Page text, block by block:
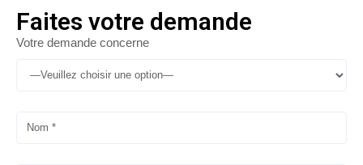
Faites votre demande
Votre demande concerne